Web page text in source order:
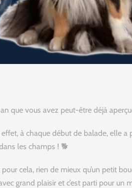
que vous avez peut-être déjà
à chaque début de balade, elle a
les champs ! 🐕
cela, rien de mieux qu’un petit
grand plaisir et c’est parti pour un